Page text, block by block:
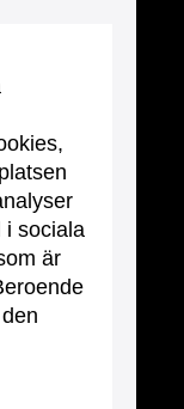
i sociala
är